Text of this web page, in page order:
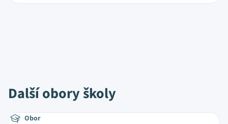
Další obory školy
Obor